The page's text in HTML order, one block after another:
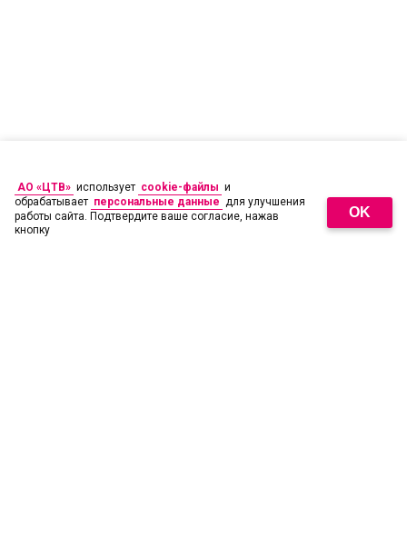
АО «ЦТВ» использует cookie-файлы и
обрабатывает персональные данные для улучшения
работы сайта. Подтвердите ваше согласие, нажав
кнопку
OK